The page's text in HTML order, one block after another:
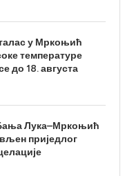
у Мркоњић
температуре
до 18. августа
Лука–Мркоњић
приједлог